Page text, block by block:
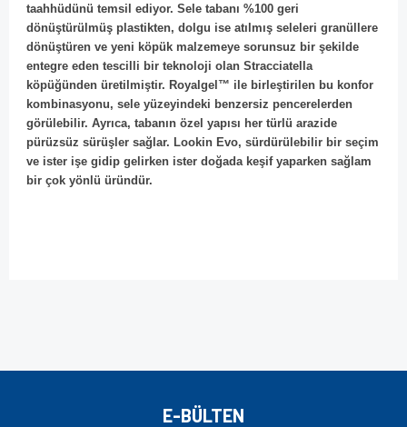
taahhüdünü temsil ediyor. Sele tabanı %100 geri
dönüştürülmüş plastikten, dolgu ise atılmış seleleri granüllere
dönüştüren ve yeni köpük malzemeye sorunsuz bir şekilde
entegre eden tescilli bir teknoloji olan Stracciatella
köpüğünden üretilmiştir. Royalgel™ ile birleştirilen bu konfor
kombinasyonu, sele yüzeyindeki benzersiz pencerelerden
görülebilir. Ayrıca, tabanın özel yapısı her türlü arazide
pürüzsüz sürüşler sağlar. Lookin Evo, sürdürülebilir bir seçim
ve ister işe gidip gelirken ister doğada keşif yaparken sağlam
bir çok yönlü üründür.
Ürün resmi kalitesiz, bozuk veya görüntülenemiyor.
E-BÜLTEN